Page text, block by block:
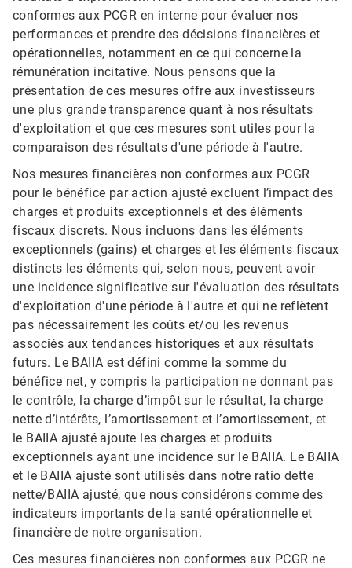
conformes aux PCGR en interne pour évaluer nos
performances et prendre des décisions financières et
opérationnelles, notamment en ce qui concerne la
rémunération incitative. Nous pensons que la
présentation de ces mesures offre aux investisseurs
une plus grande transparence quant à nos résultats
d'exploitation et que ces mesures sont utiles pour la
comparaison des résultats d'une période à l'autre.
Nos mesures financières non conformes aux PCGR
pour le bénéfice par action ajusté excluent l’impact des
charges et produits exceptionnels et des éléments
fiscaux discrets. Nous incluons dans les éléments
exceptionnels (gains) et charges et les éléments fiscaux
distincts les éléments qui, selon nous, peuvent avoir
une incidence significative sur l'évaluation des résultats
d'exploitation d'une période à l'autre et qui ne reflètent
pas nécessairement les coûts et/ou les revenus
associés aux tendances historiques et aux résultats
futurs. Le BAIIA est défini comme la somme du
bénéfice net, y compris la participation ne donnant pas
le contrôle, la charge d’impôt sur le résultat, la charge
nette d’intérêts, l’amortissement et l’amortissement, et
le BAIIA ajusté ajoute les charges et produits
exceptionnels ayant une incidence sur le BAIIA. Le BAIIA
et le BAIIA ajusté sont utilisés dans notre ratio dette
nette/BAIIA ajusté, que nous considérons comme des
indicateurs importants de la santé opérationnelle et
financière de notre organisation.
Ces mesures financières non conformes aux PCGR ne